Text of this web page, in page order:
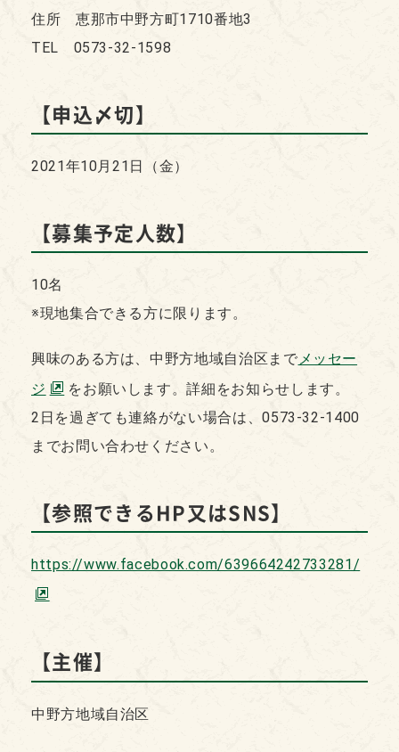
住所 恵那市中野方町1710番地3
TEL 0573-32-1598
【申込〆切】
2021年10月21日（金）
【募集予定人数】
10名
※現地集合できる方に限ります。
興味のある方は、中野方地域自治区までメッセー
ジ
をお願いします。詳細をお知らせします。
2日を過ぎても連絡がない場合は、0573-32-1400
までお問い合わせください。
【参照できるHP又はSNS】
https://www.facebook.com/639664242733281/
【主催】
中野方地域自治区